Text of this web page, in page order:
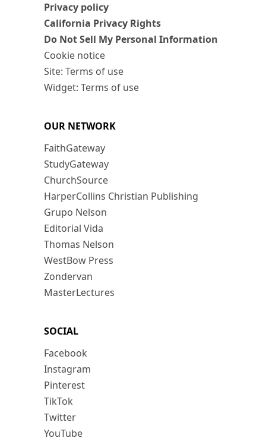
Privacy policy
California Privacy Rights
Do Not Sell My Personal Information
Cookie notice
Site: Terms of use
Widget: Terms of use
OUR NETWORK
FaithGateway
StudyGateway
ChurchSource
HarperCollins Christian Publishing
Grupo Nelson
Editorial Vida
Thomas Nelson
WestBow Press
Zondervan
MasterLectures
SOCIAL
Facebook
Instagram
Pinterest
TikTok
Twitter
YouTube